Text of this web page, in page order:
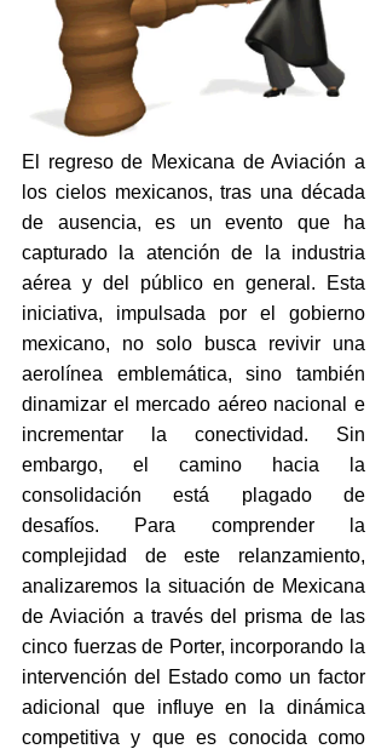
El regreso de Mexicana de Aviación a
los cielos mexicanos, tras una década
de ausencia, es un evento que ha
capturado la atención de la industria
aérea y del público en general. Esta
iniciativa, impulsada por el gobierno
mexicano, no solo busca revivir una
aerolínea emblemática, sino también
dinamizar el mercado aéreo nacional e
incrementar la conectividad. Sin
embargo, el camino hacia la
consolidación está plagado de
desafíos. Para comprender la
complejidad de este relanzamiento,
analizaremos la situación de Mexicana
de Aviación a través del prisma de las
cinco fuerzas de Porter, incorporando la
intervención del Estado como un factor
adicional que influye en la dinámica